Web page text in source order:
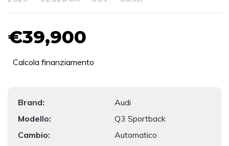
€39,900
Calcola finanziamento
Brand:
Audi
Modello:
Q3 Sportback
Cambio:
Automatico